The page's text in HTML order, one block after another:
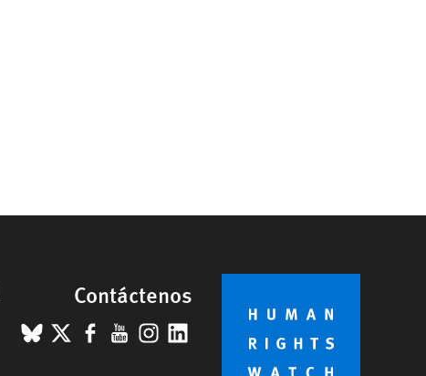
Contáctenos
BlueSky
X Facebook
YouTube
Instagram
LinkedIn